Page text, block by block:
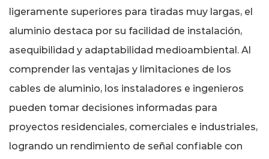
ligeramente superiores para tiradas muy largas, el
aluminio destaca por su facilidad de instalación,
asequibilidad y adaptabilidad medioambiental. Al
comprender las ventajas y limitaciones de los
cables de aluminio, los instaladores e ingenieros
pueden tomar decisiones informadas para
proyectos residenciales, comerciales e industriales,
logrando un rendimiento de señal confiable con